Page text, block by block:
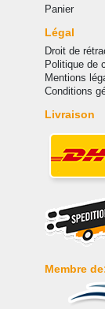
Panier
Légal
Droit de
Politique de
Mentions
Conditions
Livraison
Membre